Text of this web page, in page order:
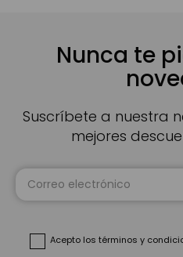
Nunca te
Suscríbete a nuestra
mejores
Acepto los términos y